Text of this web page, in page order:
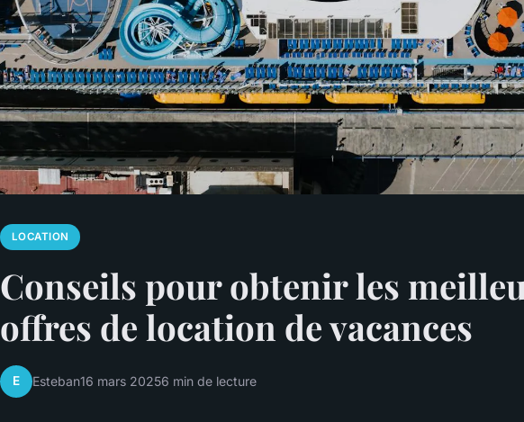
LOCATION
Conseils pour obtenir les
offres de location de vacances
E Esteban16 mars 20256 min de lecture